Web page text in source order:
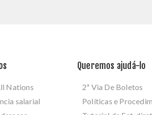
Nations
salarial
Queremos ajudá-lo
2ª Via De Boletos
Políticas e